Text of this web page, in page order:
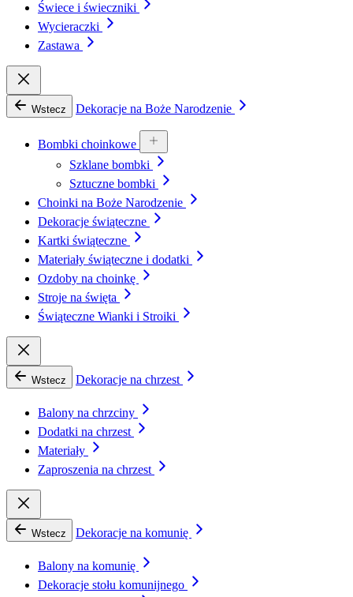
Świece i świeczniki
Wycieraczki
Zastawa
Wstecz Dekoracje na Boże Narodzenie
Bombki choinkowe
Szklane bombki
Sztuczne bombki
Choinki na Boże Narodzenie
Dekoracje świąteczne
Kartki świąteczne
Materiały świąteczne i dodatki
Ozdoby na choinkę
Stroje na święta
Świąteczne Wianki i Stroiki
Wstecz Dekoracje na chrzest
Balony na chrzciny
Dodatki na chrzest
Materiały
Zaproszenia na chrzest
Wstecz Dekoracje na komunię
Balony na komunię
Dekoracje stołu komunijnego